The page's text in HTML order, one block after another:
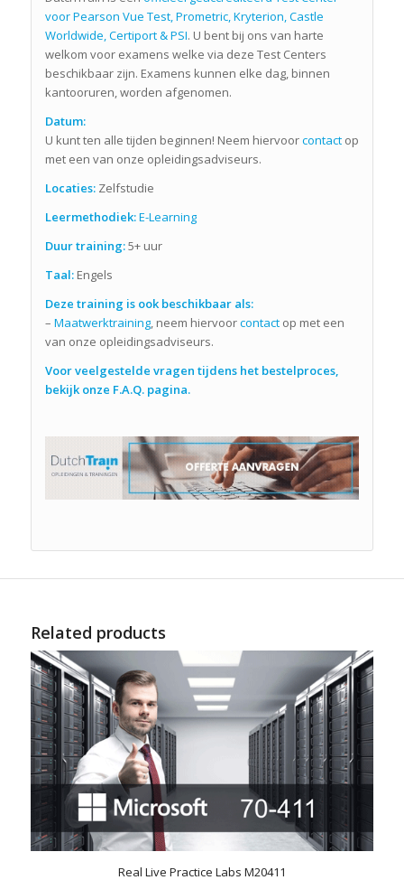
voor Pearson Vue Test, Prometric, Kryterion, Castle
Worldwide, Certiport & PSI. U bent bij ons van harte
welkom voor examens welke via deze Test Centers
beschikbaar zijn. Examens kunnen elke dag, binnen
kantooruren, worden afgenomen.
Datum:
U kunt ten alle tijden beginnen! Neem hiervoorcontactop
met een van onze opleidingsadviseurs.
Locaties:Zelfstudie
Leermethodiek:E-Learning
Duur training:5+ uur
Taal:Engels
Deze training is ook beschikbaar als:
– Maatwerktraining, neem hiervoorcontactop met een
van onze opleidingsadviseurs.
Voor veelgestelde vragen tijdens het bestelproces,
bekijk onze F.A.Q. pagina.
Related products
Real Live Practice Labs M20411